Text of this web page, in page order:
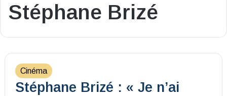
Stéphane Brizé
Cinéma
Stéphane Brizé : « Je n’ai